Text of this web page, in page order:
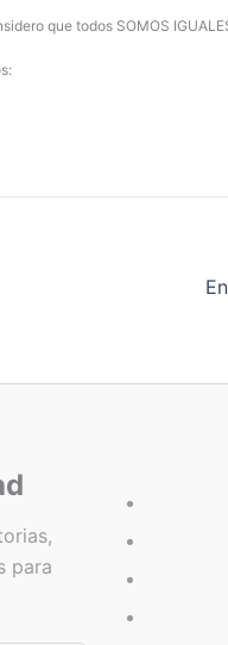
que todos SOMOS
para